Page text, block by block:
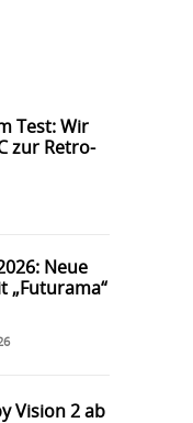
Test: Wir
zur Retro-
Neue
„Futurama“
Vision 2 ab